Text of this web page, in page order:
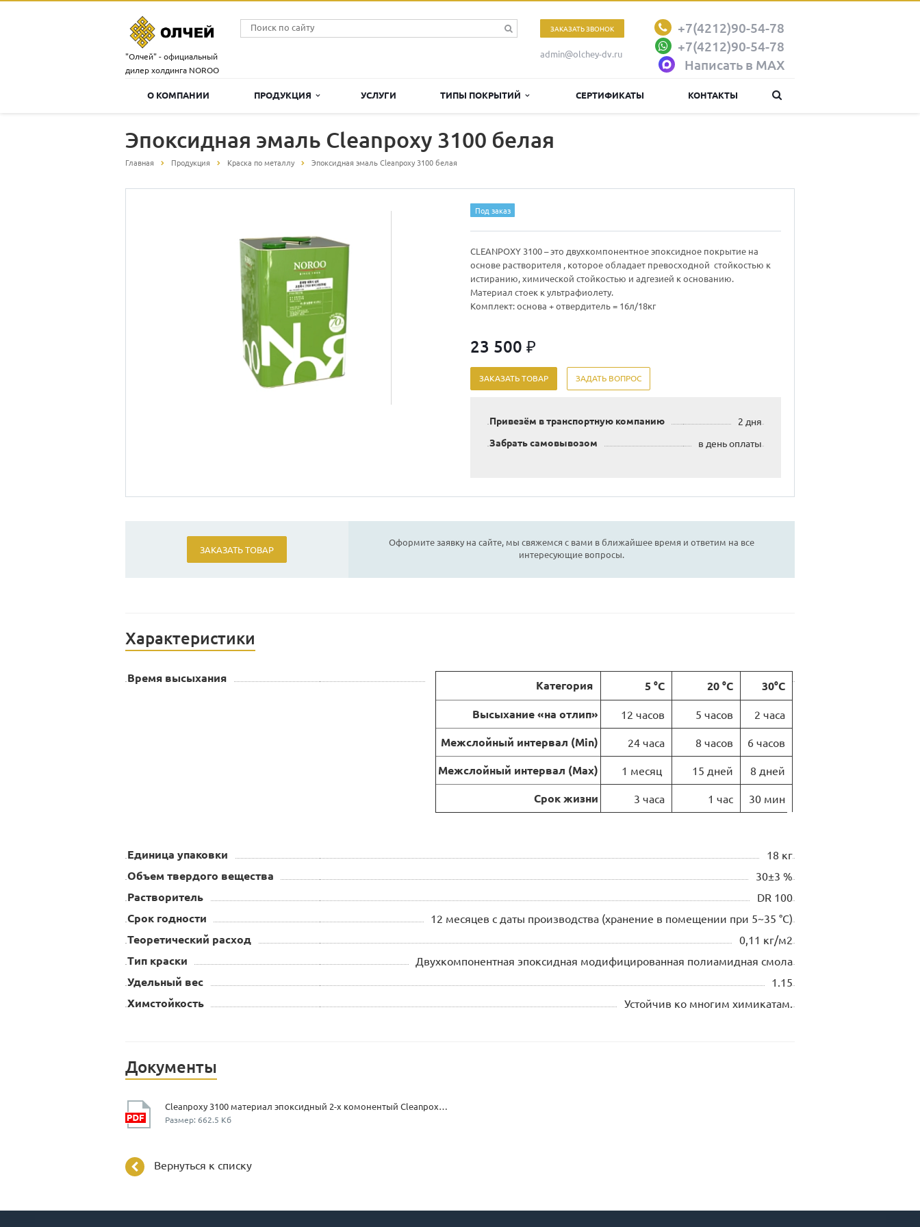
"Олчей" - официальный
дилер холдинга NOROO
ЗАКАЗАТЬ ЗВОНОК
admin@olchey-dv.ru
+7(4212)90-54-78
+7(4212)90-54-78
Написать в MAX
О КОМПАНИИ ПРОДУКЦИЯ УСЛУГИ ТИПЫ ПОКРЫТИЙ СЕРТИФИКАТЫ КОНТАКТЫ
Эпоксидная эмаль Cleanpoxy 3100 белая
Главная Продукция Краска по металлу Эпоксидная эмаль Cleanpoxy 3100 белая
Под заказ
CLEANPOXY 3100 – это двухкомпонентное эпоксидное покрытие на
основе растворителя , которое обладает превосходной стойкостью к
истиранию, химической стойкостью и адгезией к основанию.
Материал стоек к ультрафиолету.
Комплект: основа + отвердитель = 16л/18кг
23 500 ₽
ЗАКАЗАТЬ ТОВАР ЗАДАТЬ ВОПРОС
Привезём в транспортную компанию
2 дня
Забрать самовывозом
в день оплаты
ЗАКАЗАТЬ ТОВАР
Оформите заявку на сайте, мы свяжемся с вами в ближайшее время и ответим на все
интересующие вопросы.
Характеристики
Время высыхания
Категория 5 °C 20 °C
30°C
Высыхание «на отлип»
12 часов 5 часов 2 часа
Межслойный интервал (Min) 24 часа 8 часов 6 часов
Межслойный интервал (Max) 1 месяц 15 дней 8 дней
Срок жизни 3 часа 1 час 30 мин
Единица упаковки 18 кг
Объем твердого вещества 30±3 %
Растворитель DR 100
Срок годности 12 месяцев с даты производства (хранение в помещении при 5~35 °С)
Теоретический расход 0,11 кг/м2
Тип краски Двухкомпонентная эпоксидная модифицированная полиамидная смола
Удельный вес 1.15
Химстойкость Устойчив ко многим химикатам.
Документы
Cleanpoxy 3100 материал эпоксидный 2-х комонентый Cleanpoxy 3100
Размер: 662.5 Кб
Вернуться к списку